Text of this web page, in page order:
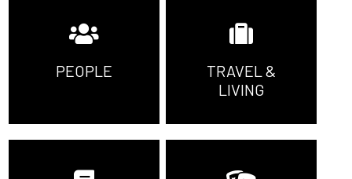
PEOPLE
TRAVEL &
LIVING